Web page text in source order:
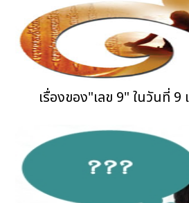
เรื่องของ"เลข 9" ในวันที่ 9